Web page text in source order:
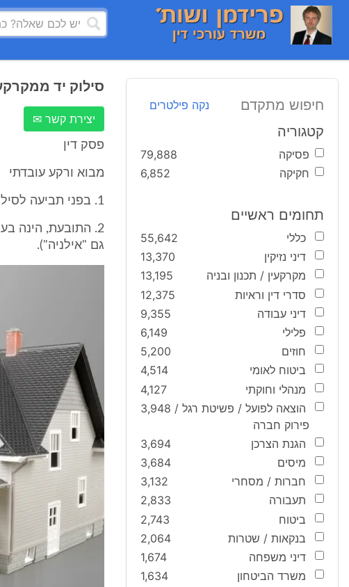
חיפוש מתקדם נקה פילטרים
קטגוריה
פסיקה
79,888
חקיקה
6,852
תחומים ראשיים
כללי
55,642
דיני נזיקין
13,370
מקרקעין / תכנון ובניה
13,195
סדרי דין וראיות
12,375
דיני עבודה
9,355
פלילי
6,149
חוזים
5,200
ביטוח לאומי
4,514
מנהלי וחוקתי
4,127
הוצאה לפועל / פשיטת רגל /
פירוק חברה
3,948
הגנת הצרכן
3,694
מיסים
3,684
חברות / מסחרי
3,132
תעבורה
2,833
ביטוח
2,743
בנקאות / שטרות
2,064
דיני משפחה
1,674
משרד הביטחון
1,634
סילוק יד
יצירת קשר ✉
פסק דין
מבוא ורקע עובדתי
1. בפני תביעה לסילוק יד והריסה, אשר הוגשה על ידי התובעת כנגד הנתבעים 1 ו- 2.
גם "אילניה").